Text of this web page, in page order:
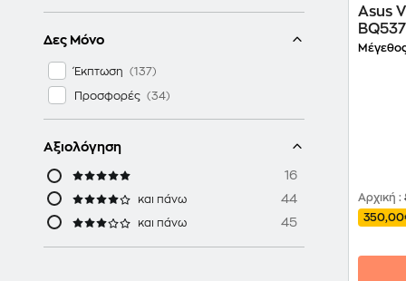
Δες Μόνο
Έκπτωση
Προσφορές
Αξιολόγηση
16
και πάνω 44
και πάνω 45
Asus
(AMD
Αρχική :